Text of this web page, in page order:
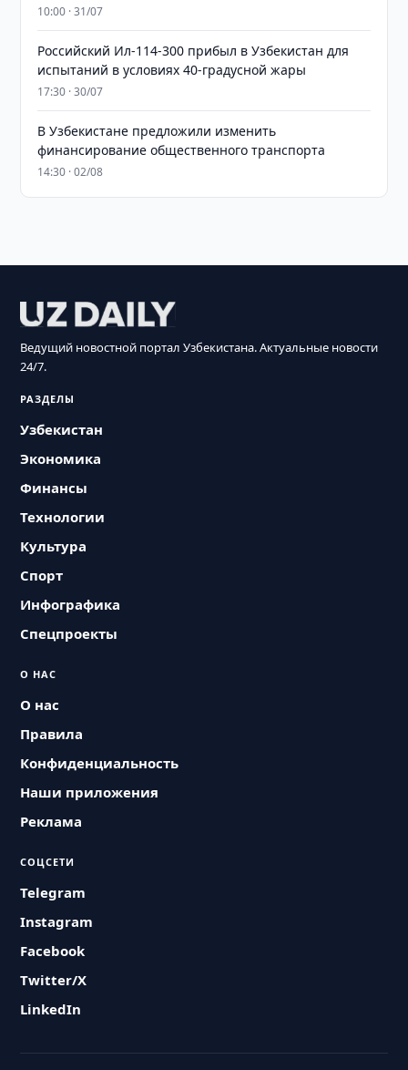
10:00 · 31/07
Российский Ил-114-300 прибыл в Узбекистан для
испытаний в условиях 40-градусной жары
17:30 · 30/07
В Узбекистане предложили изменить
финансирование общественного транспорта
14:30 · 02/08
Ведущий новостной портал Узбекистана. Актуальные новости
24/7.
РАЗДЕЛЫ
Узбекистан
Экономика
Финансы
Технологии
Культура
Спорт
Инфографика
Спецпроекты
О НАС
О нас
Правила
Конфиденциальность
Наши приложения
Реклама
СОЦСЕТИ
Telegram
Instagram
Facebook
Twitter/X
LinkedIn